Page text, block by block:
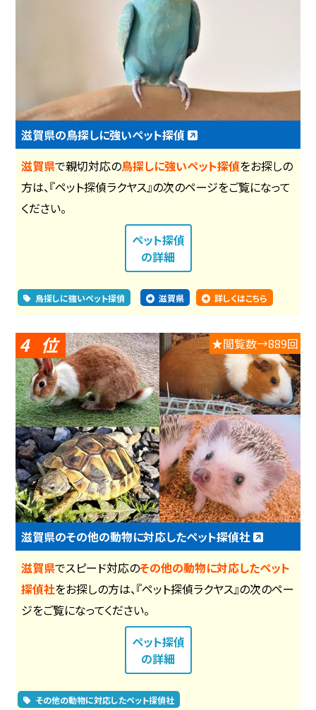
滋賀県の鳥探しに強いペット探偵
滋賀県で親切対応の鳥探しに強いペット探偵をお探しの
方は、『ペット探偵ラクヤス』の次のページをご覧になって
ください。
ペット探偵
の詳細
鳥探しに強いペット探偵 滋賀県 詳しくはこちら
4 ★閲覧数→889回
滋賀県のその他の動物に対応したペット探偵社
滋賀県でスピード対応のその他の動物に対応したペット
探偵社をお探しの方は、『ペット探偵ラクヤス』の次のペー
ジをご覧になってください。
ペット探偵
の詳細
その他の動物に対応したペット探偵社